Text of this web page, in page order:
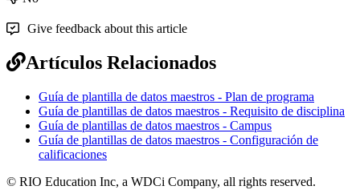
Give feedback about this article
Artículos Relacionados
Guía de plantilla de datos maestros - Plan de programa
Guía de plantillas de datos maestros - Requisito de disciplina
Guía de plantillas de datos maestros - Campus
Guía de plantillas de datos maestros - Configuración de
calificaciones
© RIO Education Inc, a WDCi Company, all rights reserved.